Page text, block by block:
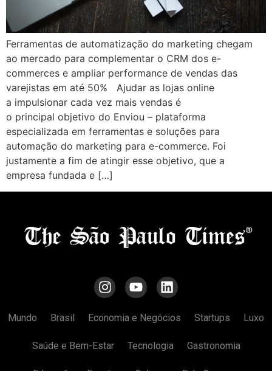
Ferramentas de automatização do marketing chegam
ao mercado para complementar o CRM dos e-
commerces e ampliar performance de vendas das
varejistas em até 50% Ajudar as lojas online
a impulsionar cada vez mais vendas é
o principal objetivo do Enviou – plataforma
especializada em ferramentas e soluções para
automação do marketing para e-commerce. Foi
justamente a fim de atingir esse objetivo, que a
empresa fundada e […]
Mundo Brasil Economia e Negócios Startups Luxo
Saúde e Bem-Estar Tecnologia Gastronomia